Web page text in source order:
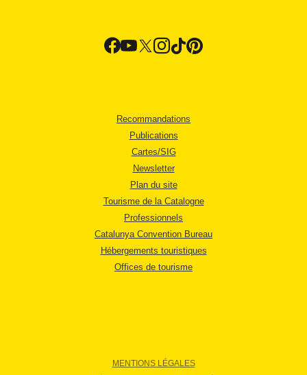
Recommandations
Publications
Cartes/SIG
Newsletter
Plan du site
Tourisme de la Catalogne
Professionnels
Catalunya Convention Bureau
Hébergements touristiques
Offices de tourisme
MENTIONS LÉGALES